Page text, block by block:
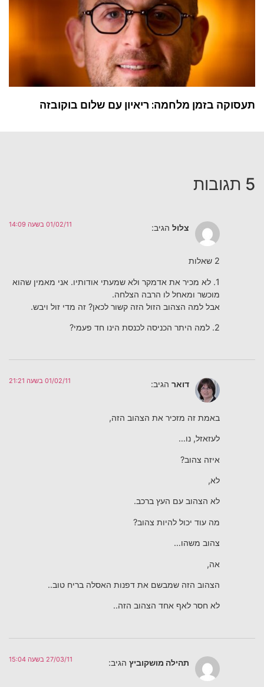
תעסוקה בזמן מלחמה: ריאיון עם שלום בוקובזה
5 תגובות
צלול הגיב: 01/02/11 בשעה 14:09
2 שאלות
1. לא מכיר את אדמקר ולא שמעתי אודותיו. אני מאמין שהוא
מוכשר ומאחל לו הרבה הצלחה.
אבל למה הצהוב הזול הזה קשור לכאן? זה מדי זול ויבש.
2. למה היתר הכניסה לכנסת הינו חד פעמי?
דואר הגיב: 01/02/11 בשעה 21:21
באמת זה מזכיר את הצהוב הזה,
לעזאזל, נו…
איזה צהוב?
לא,
לא הצהוב עם העץ ברכב.
מה עוד יכול להיות צהוב?
צהוב משהו…
אה,
הצהוב הזה שמבשם את דפנות האסלה בריח טוב..
לא חסר לאף אחד הצהוב הזה..
תהילה מושקוביץ הגיב: 27/03/11 בשעה 15:04